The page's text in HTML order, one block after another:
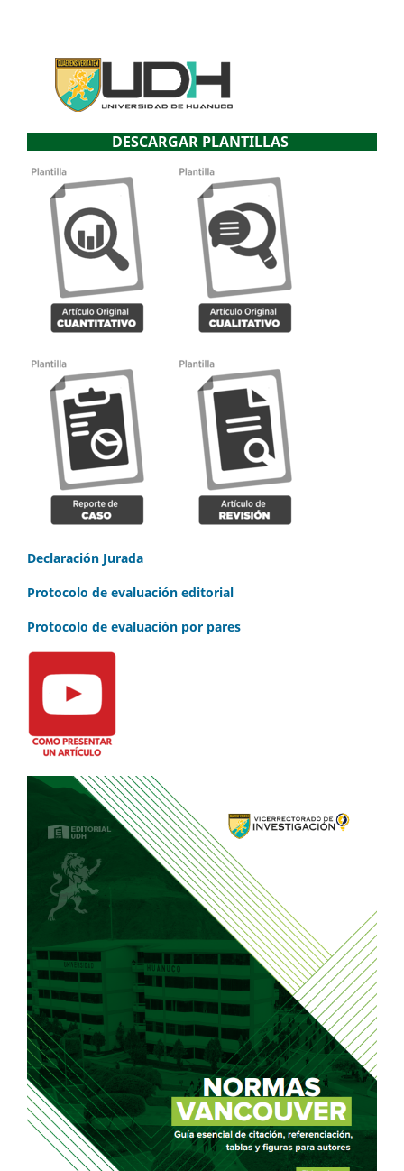
DESCARGAR PLANTILLAS
Declaración Jurada
Protocolo de evaluación editorial
Protocolo de evaluación por pares